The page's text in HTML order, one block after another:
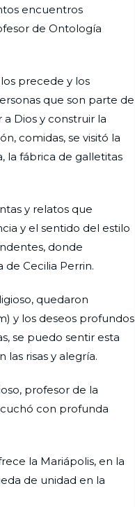
encuentros
de Ontología
precede y los
que son parte de
a Dios y construir la
comidas, se visitó la
la fábrica de galletitas
y relatos que
y el sentido del estilo
donde
Cecilia Perrin.
quedaron
y los deseos profundos
se puedo sentir esta
risas y alegría.
profesor de la
con profunda
la Mariápolis, en la
de unidad en la